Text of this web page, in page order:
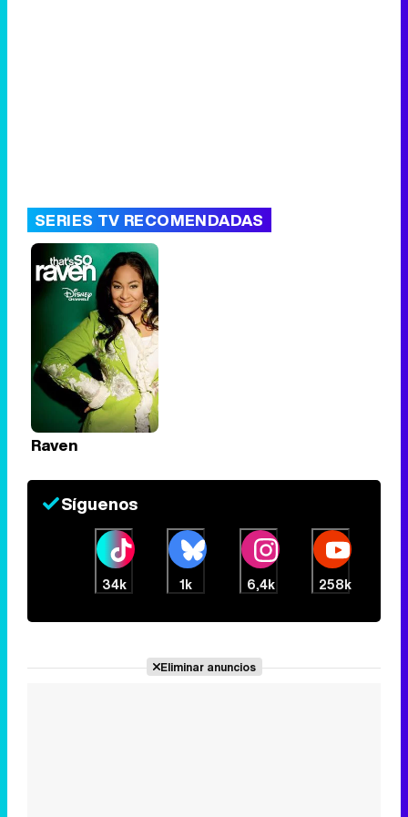
SERIES TV RECOMENDADAS
Raven
Síguenos
34k 1k 6,4k 258k
Eliminar anuncios